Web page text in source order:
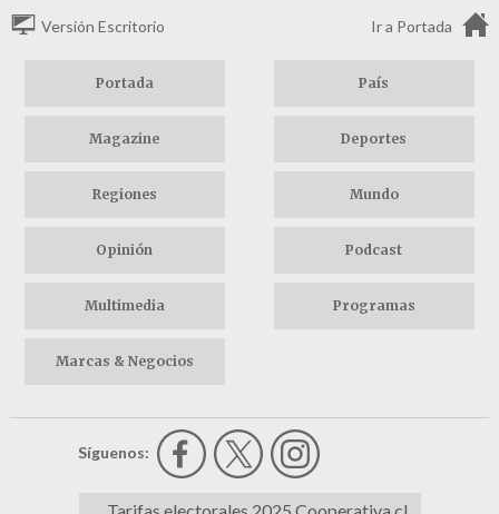
Versión Escritorio Ir a Portada
Portada País
Magazine Deportes
Regiones Mundo
Opinión Podcast
Multimedia Programas
Marcas & Negocios
Síguenos: